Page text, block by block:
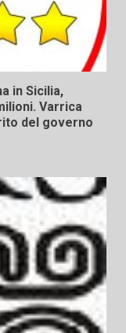
in Sicilia,
Varrica
del governo